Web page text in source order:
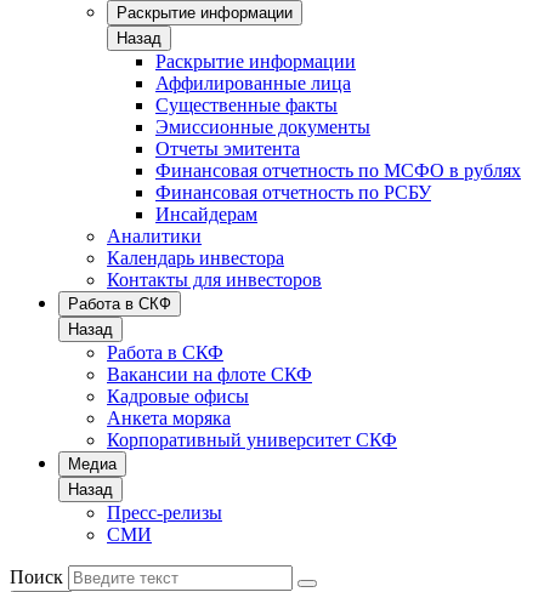
Раскрытие информации
Назад
Раскрытие информации
Аффилированные лица
Существенные факты
Эмиссионные документы
Отчеты эмитента
Финансовая отчетность по МСФО в рублях
Финансовая отчетность по РСБУ
Инсайдерам
Аналитики
Календарь инвестора
Контакты для инвесторов
Работа в СКФ
Назад
Работа в СКФ
Вакансии на флоте СКФ
Кадровые офисы
Анкета моряка
Корпоративный университет СКФ
Медиа
Назад
Пресс-релизы
СМИ
Поиск